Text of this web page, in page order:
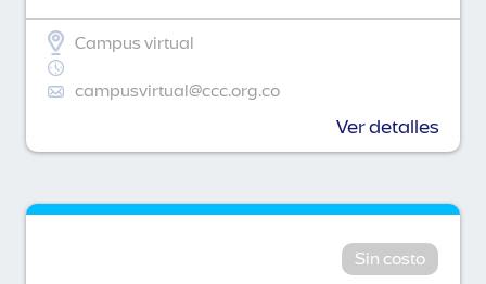
Campus virtual
campusvirtual@ccc.org.co
Ver detalles
Sin costo